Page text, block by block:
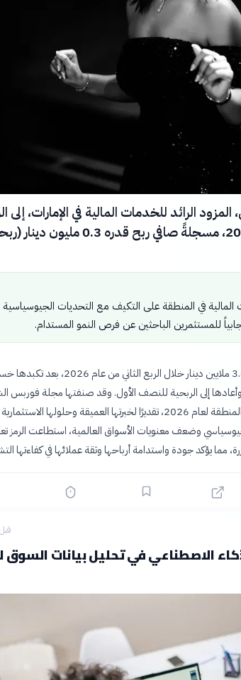
الرائد للخدمات المالية في الإمارات، إلى
في النصف الأول من عام 2026، مسجلةً صافي ربح قدره 0.3 مليون
في المنطقة على التكيف مع التحديات الجيوسياسية
للمستثمرين الباحثين عن فرص النمو المستدام.
حققت الشركة أرباحاً صافية بلغت 3.6 ملايين دينار خلال الربع الثاني من
إلى الربحية للنصف الأول. وقد صنفتها مجلة فوربس
الأوسط ضمن أبرز مديري الأصول في المنطقة لعام 2026، تقديرًا لخبرتها العميقة وحلولها الاستثمارية
وضعف معنويات الأسواق العالمية، استطاعت الرمز
مما يؤكد جودة واستدامة أرباحها وثقة عملائها في كفاءتها
قبل 7
الاصطناعي في تحليل بيانات السوق